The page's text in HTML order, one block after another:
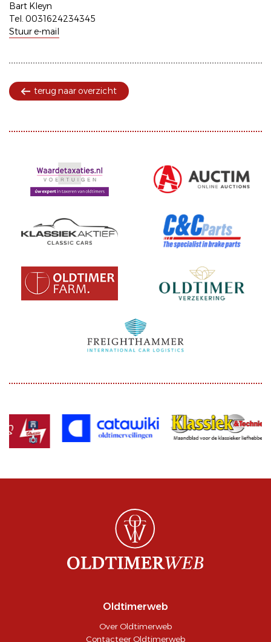
Bart Kleyn
Tel. 0031624234345
Stuur e-mail
terug naar overzicht
Oldtimerweb
Over Oldtimerweb
Contacteer Oldtimerweb